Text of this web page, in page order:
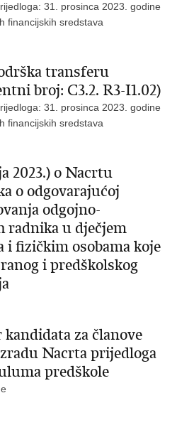
31. prosinca 2023. godine
financijskih sredstava
transferu
broj: C3.2. R3-I1.02)
31. prosinca 2023. godine
financijskih sredstava
2023.) o Nacrtu
o odgovarajućoj
odgojno-
radnika u dječjem
fizičkim osobama koje
i predškolskog
za članove
Nacrta prijedloga
predškole